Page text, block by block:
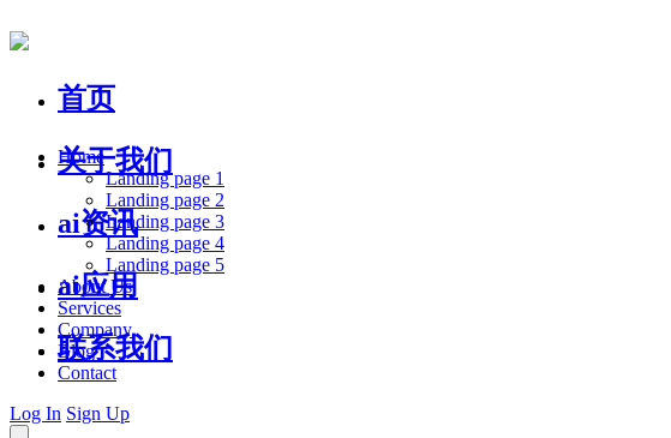
首页
关于我们
ai资讯
ai应用
联系我们
Home
Landing page 1
Landing page 2
Landing page 3
Landing page 4
Landing page 5
About Us
Services
Company
Blog
Contact
Log In Sign Up